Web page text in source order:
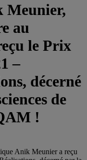
Meunier,
au
le Prix
–
décerné
de
!
Anik Meunier a reçu